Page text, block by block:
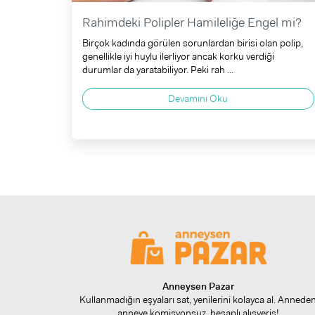
Rahimdeki Polipler Hamileliğe Engel mi?
Birçok kadında görülen sorunlardan birisi olan polip,
genellikle iyi huylu ilerliyor ancak korku verdiği
durumlar da yaratabiliyor. Peki rah ...
Devamını Oku
Anneysen Pazar
Kullanmadığın eşyaları sat, yenilerini kolayca al.